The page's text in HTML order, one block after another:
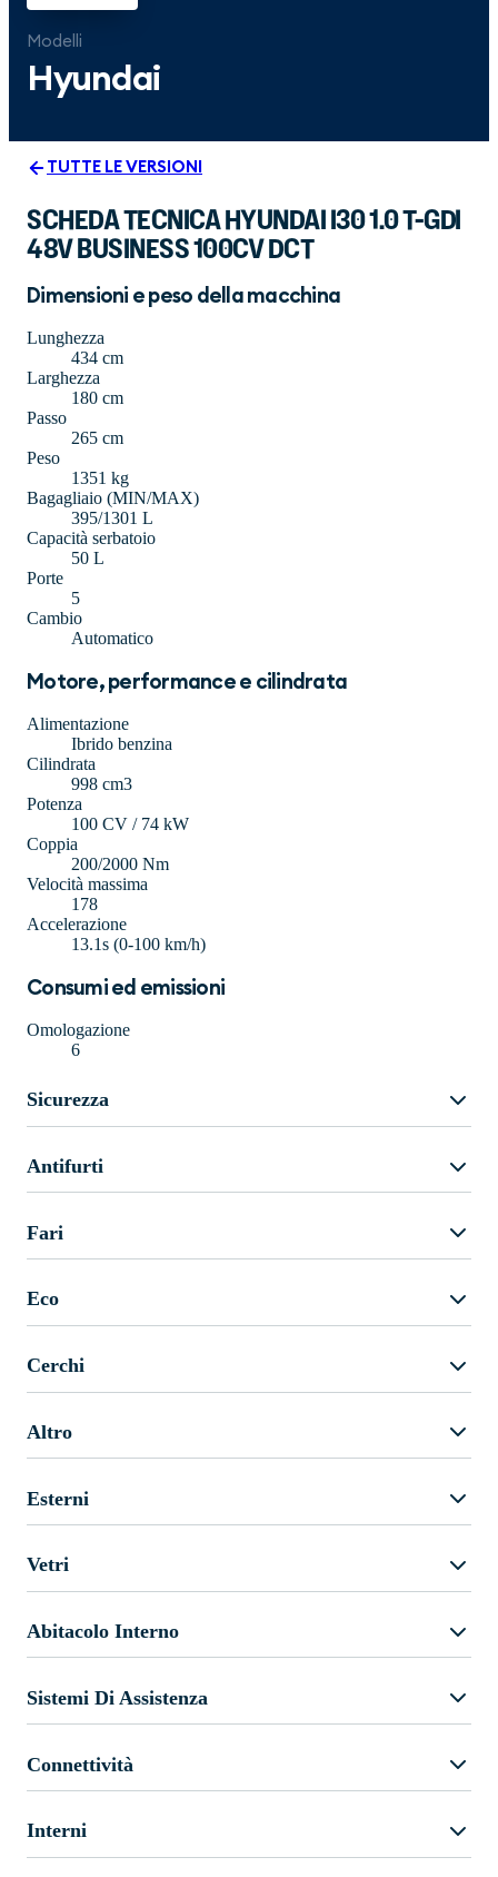
Modelli
Hyundai
TUTTE LE VERSIONI
SCHEDA TECNICA HYUNDAI I30 1.0 T-GDI
48V BUSINESS 100CV DCT
Dimensioni e peso della macchina
Lunghezza
434 cm
Larghezza
180 cm
Passo
265 cm
Peso
1351 kg
Bagagliaio (MIN/MAX)
395/1301 L
Capacità serbatoio
50 L
Porte
5
Cambio
Automatico
Motore, performance e cilindrata
Alimentazione
Ibrido benzina
Cilindrata
998 cm3
Potenza
100 CV / 74 kW
Coppia
200/2000 Nm
Velocità massima
178
Accelerazione
13.1s (0-100 km/h)
Consumi ed emissioni
Omologazione
6
Sicurezza
Antifurti
Fari
Eco
Cerchi
Altro
Esterni
Vetri
Abitacolo Interno
Sistemi Di Assistenza
Connettività
Interni